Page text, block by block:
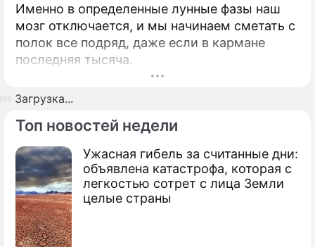
Топ новостей недели
Ужасная гибель за считанные дни:
объявлена катастрофа, которая с
легкостью сотрет с лица Земли
целые страны
Именно в определенные лунные фазы наш
мозг отключается, и мы начинаем сметать с
полок все подряд, даже если в кармане
последняя тысяча.
Загрузка...